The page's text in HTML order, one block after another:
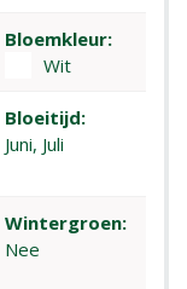
Bloemkleur:
Wit
Bloeitijd:
Juni, Juli
Wintergroen:
Nee